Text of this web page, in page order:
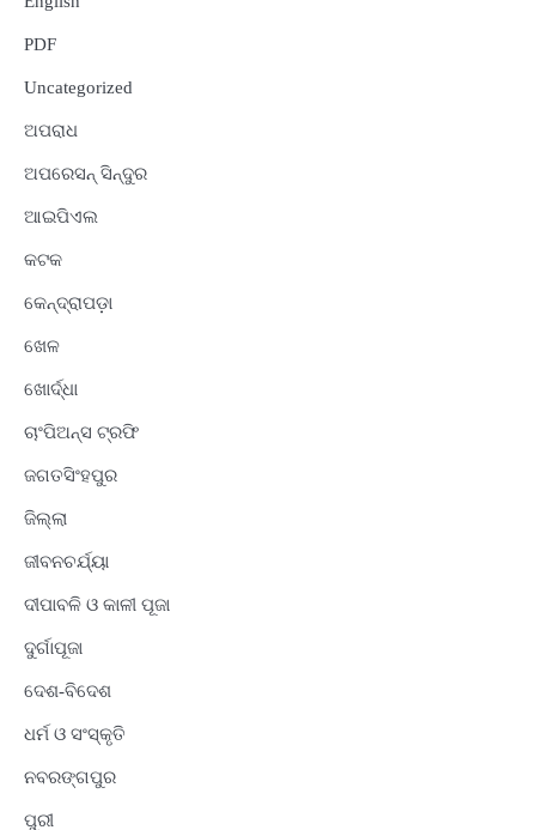
PDF
Uncategorized
ଅପରାଧ
ଅପରେସନ୍ ସିନ୍ଦୁର
ଆଇପିଏଲ
କଟକ
କେନ୍ଦ୍ରାପଡ଼ା
ଖେଳ
ଖୋର୍ଦ୍ଧା
ଚାଂପିଅନ୍ସ ଟ୍ରଫି
ଜଗତସିଂହପୁର
ଜିଲ୍ଲା
ଜୀବନଚର୍ଯ୍ୟା
ଦୀପାବଳି ଓ କାଳୀ ପୂଜା
ଦୁର୍ଗାପୂଜା
ଦେଶ-ବିଦେଶ
ଧର୍ମ ଓ ସଂସ୍କୃତି
ନବରଙ୍ଗପୁର
ପୁରୀ